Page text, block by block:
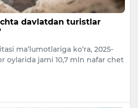
davlatdan turistlar
ma’lumotlariga ko‘ra, 2025-
oylarida jami 10,7 mln nafar chet